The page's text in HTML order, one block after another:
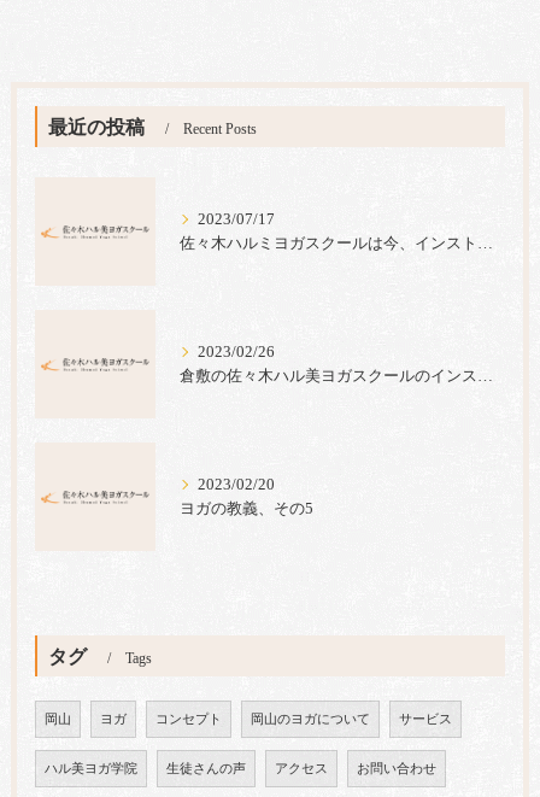
最近の投稿 Recent Posts
2023/07/17
佐々木ハルミヨガスクールは今、インストラクター養成コース生の募集キャンペーンを実施中です。
2023/02/26
倉敷の佐々木ハル美ヨガスクールのインストラクター養成コースでは心のヨガ＝ラジャヨガを指導しています。
2023/02/20
ヨガの教義、その5
タグ Tags
岡山 ヨガ コンセプト 岡山のヨガについて サービス
ハル美ヨガ学院 生徒さんの声 アクセス お問い合わせ